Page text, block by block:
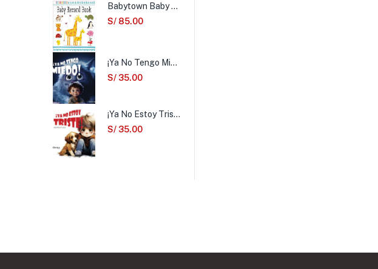
Babytown Baby Record Book
S/ 85.00
¡Ya No Tengo Miedo!
S/ 35.00
¡Ya No Estoy Triste!
S/ 35.00